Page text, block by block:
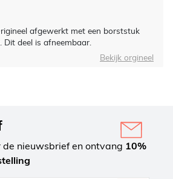
afgewerkt met een borststuk
Dit deel is afneembaar.
Bekijk orgineel
de nieuwsbrief en ontvang 10%